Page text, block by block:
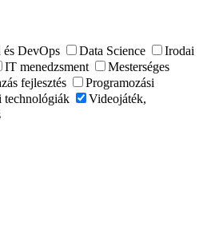
és DevOps Data Science
Irodai
IT menedzsment
Mesterséges
fejlesztés
Programozási
technológiák
Videojáték,